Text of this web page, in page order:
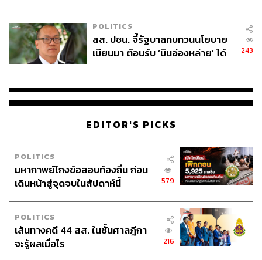
POLITICS
สส. ปชน. จี้รัฐบาลทบทวนนโยบาย
เมียนมา ต้อนรับ ‘มินอ่องหล่าย’ ได้
243
EDITOR'S PICKS
POLITICS
มหากาพย์โกงข้อสอบท้องถิ่น ก่อน
เดินหน้าสู่จุดจบในสัปดาห์นี้
579
POLITICS
เส้นทางคดี 44 สส. ในชั้นศาลฎีกา
จะรู้ผลเมื่อไร
216